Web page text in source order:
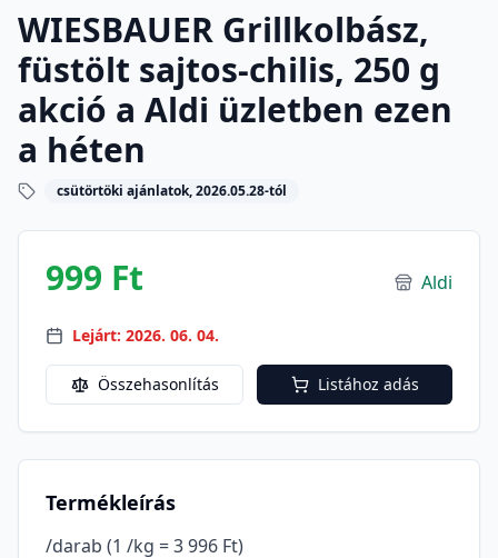
WIESBAUER Grillkolbász,
füstölt sajtos-chilis, 250 g
akció a Aldi üzletben ezen
a héten
csütörtöki ajánlatok, 2026.05.28-tól
999 Ft Aldi
Lejárt: 2026. 06. 04.
Összehasonlítás Listához adás
Termékleírás
/darab (1 /kg = 3 996 Ft)